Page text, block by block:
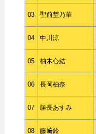
03 聖前埜乃華
04 中川涼
05 柚木心結
06 長岡柚奈
07 勝長あすみ
08 藤﨑鈴